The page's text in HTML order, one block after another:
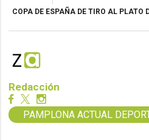
COPA DE ESPAÑA DE TIRO AL PLATO
Redacción
PAMPLONA ACTUAL